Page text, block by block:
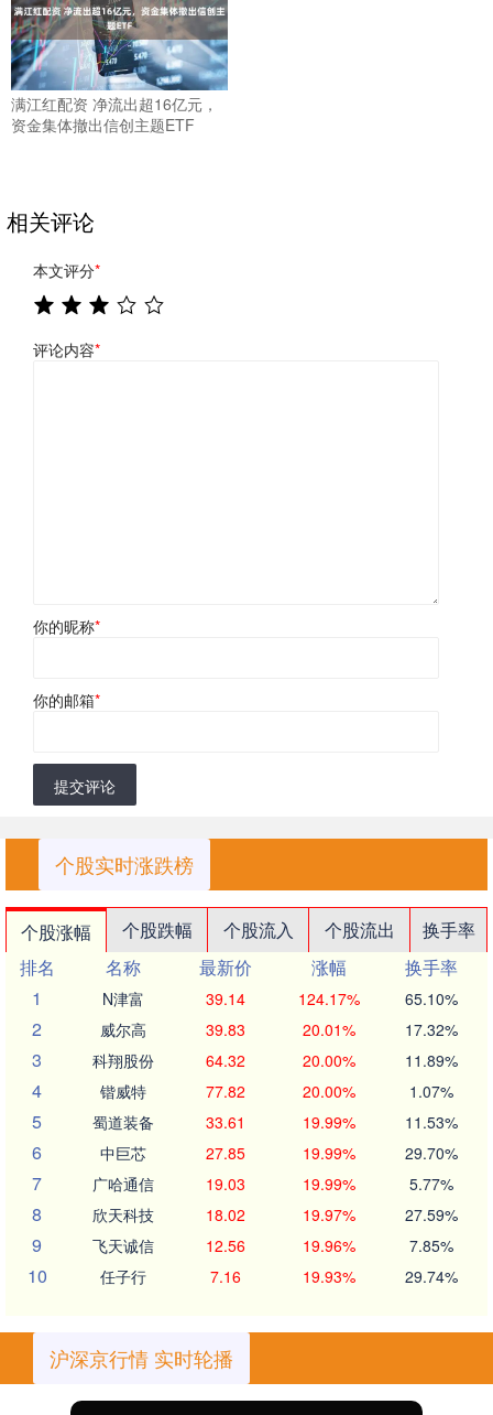
满江红配资 净流出超16亿元，
资金集体撤出信创主题ETF
相关评论
本文评分*
评论内容*
你的昵称*
你的邮箱*
提交评论
个股实时涨跌榜
个股涨幅 个股跌幅 个股流入 个股流出
换手率
排名
名称 最新价 涨幅
换手率
1
N津富 39.14 124.17% 65.10%
2 威尔高 39.83 20.01% 17.32%
3 科翔股份 64.32 20.00% 11.89%
4 锴威特 77.82 20.00% 1.07%
5 蜀道装备 33.61 19.99% 11.53%
6 中巨芯 27.85 19.99% 29.70%
7 广哈通信 19.03 19.99% 5.77%
8 欣天科技 18.02 19.97% 27.59%
9 飞天诚信 12.56 19.96% 7.85%
10 任子行 7.16 19.93% 29.74%
沪深京行情 实时轮播